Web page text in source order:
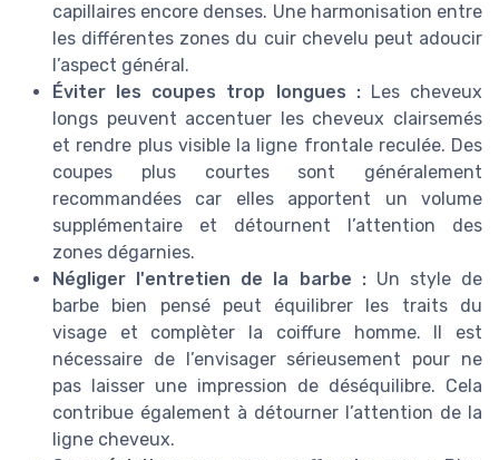
capillaires encore denses. Une harmonisation entre
les différentes zones du cuir chevelu peut adoucir
l’aspect général.
Éviter les coupes trop longues :Les cheveux
longs peuvent accentuer les cheveux clairsemés
et rendre plus visible la ligne frontale reculée. Des
coupes plus courtes sont généralement
recommandées car elles apportent un volume
supplémentaire et détournent l’attention des
zones dégarnies.
Négliger l'entretien de la barbe :Un style de
barbe bien pensé peut équilibrer les traits du
visage et complèter la coiffure homme. Il est
nécessaire de l’envisager sérieusement pour ne
pas laisser une impression de déséquilibre. Cela
contribue également à détourner l’attention de la
ligne cheveux.